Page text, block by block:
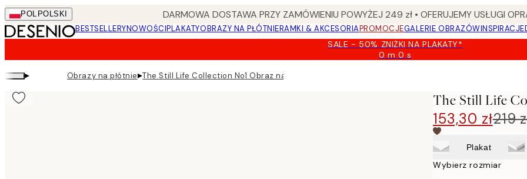
Skip
to
main
POL POLSKI DARMOWA DOSTAWA PRZY ZAMÓWIENIU POWYŻEJ 249 zł • OFERUJEMY USŁUGI
BESTSELLERYNOWOŚCIPLAKATYOBRAZY NA PŁÓTNIERAMKI & AKCESORIAPROMOCJEGALERIE OBRAZÓWINSPIRACJE
SALE - 50% ZNIŻKI NA PLAKATY*
0 m0 s
Ważny
▸ Obrazy na płótnie▸The Still Life Collection No1 Obraz na płótnie
The Still Life
153,30 zł219
Plakat
Wybierz rozmiar